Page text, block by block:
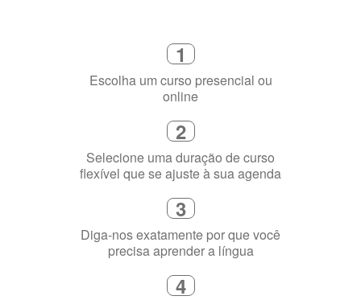
1
Escolha um curso presencial ou
online
2
Selecione uma duração de curso
flexível que se ajuste à sua agenda
3
Diga-nos exatamente por que você
precisa aprender a língua
4